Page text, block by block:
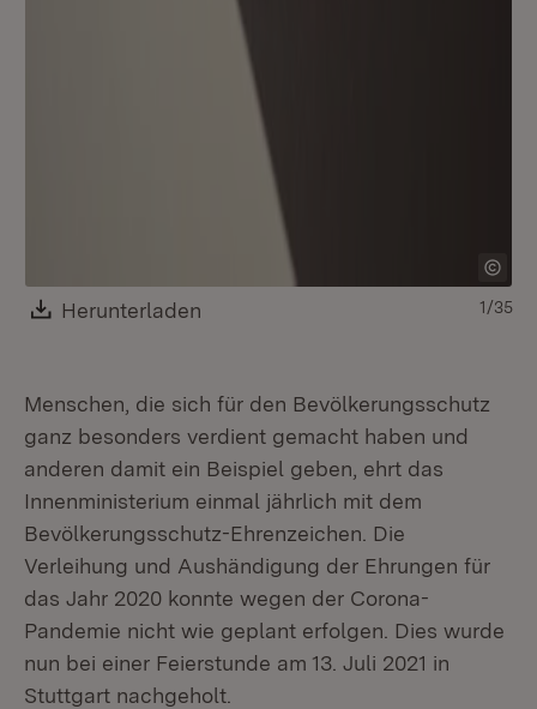
Download:
Herunterladen 1/35
Menschen, die sich für den Bevölkerungsschutz
ganz besonders verdient gemacht haben und
anderen damit ein Beispiel geben, ehrt das
Innenministerium einmal jährlich mit dem
Bevölkerungsschutz-Ehrenzeichen. Die
Verleihung und Aushändigung der Ehrungen für
das Jahr 2020 konnte wegen der Corona-
Pandemie nicht wie geplant erfolgen. Dies wurde
nun bei einer Feierstunde am 13. Juli 2021 in
Stuttgart nachgeholt.